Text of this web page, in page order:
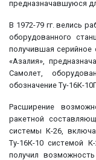
предназначавшуюся
В 1972-79 гг. велись
оборудованного
получившая серийное
«Азалия»,
Самолет,
обозначение Ту-16К-
Расширение
ракетной
системы К-26,
Ту-16К-10 системой
получил